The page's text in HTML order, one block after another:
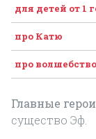
для детей от 1
про Катю
про волшебство
Главные
существо Эф.